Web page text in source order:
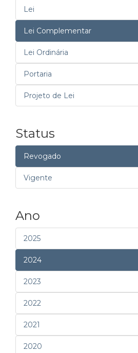
Lei
Lei Complementar
Lei Ordinária
Portaria
Projeto de Lei
Status
Revogado
Vigente
Ano
2025
2024
2023
2022
2021
2020